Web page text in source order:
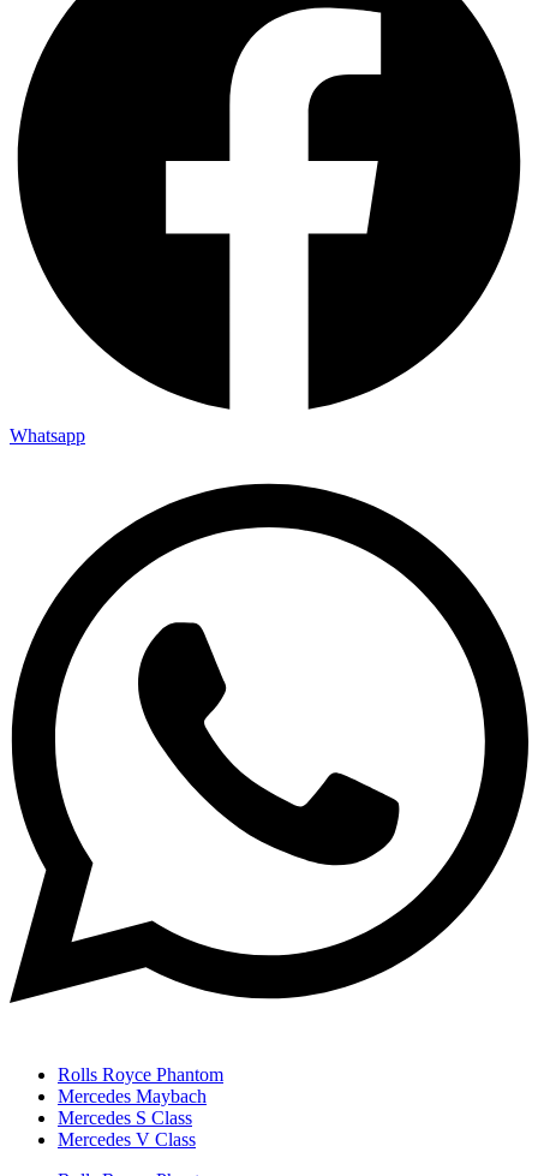
Whatsapp
Rolls Royce Phantom
Mercedes Maybach
Mercedes S Class
Mercedes V Class